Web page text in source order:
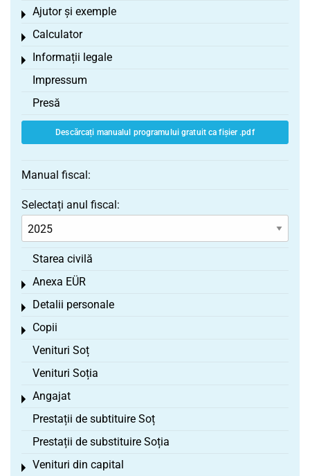
Ajutor și exemple
Toggle menu
Calculator
Toggle menu
Informații legale
Toggle menu
Impressum
Presă
Descărcați manualul programului gratuit ca fișier .pdf
Manual fiscal:
Selectați anul fiscal:
Starea civilă
Anexa EÜR
Toggle menu
Detalii personale
Toggle menu
Copii
Toggle menu
Venituri Soț
Venituri Soția
Angajat
Toggle menu
Prestații de subtituire Soț
Prestații de substituire Soția
Venituri din capital
Toggle menu